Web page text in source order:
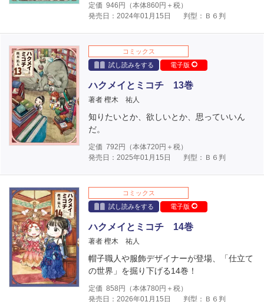
定価 946 円（本体860円＋税）
発売日：2024年01月15日
判型：Ｂ６判
コミックス
試し読みをする
電子版
ハクメイとミコチ 13巻
著者 樫木 祐人
知りたいとか、欲しいとか、思っていいん
だ。
定価 792 円（本体720円＋税）
発売日：2025年01月15日
判型：Ｂ６判
コミックス
試し読みをする
電子版
ハクメイとミコチ 14巻
著者 樫木 祐人
帽子職人や服飾デザイナーが登場、「仕立て
の世界」を掘り下げる14巻！
定価 858 円（本体780円＋税）
発売日：2026年01月15日
判型：Ｂ６判